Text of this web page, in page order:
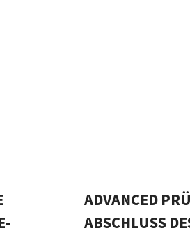
ADVANCED
ABSCHLUSS